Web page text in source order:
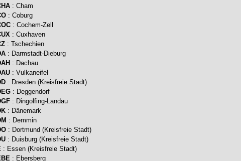
: Cham
: Coburg
: Cochem-Zell
: Cuxhaven
: Tschechien
: Darmstadt-Dieburg
: Dachau
: Vulkaneifel
: Dresden (Kreisfreie Stadt)
: Deggendorf
: Dingolfing-Landau
: Dänemark
: Demmin
: Dortmund (Kreisfreie Stadt)
: Duisburg (Kreisfreie Stadt)
: Essen (Kreisfreie Stadt)
: Ebersberg